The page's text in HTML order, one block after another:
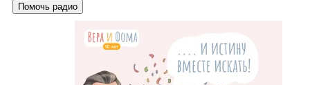
Помочь радио